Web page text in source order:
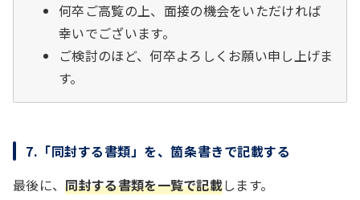
何卒ご高覧の上、面接の機会をいただければ
幸いでございます。
ご検討のほど、何卒よろしくお願い申し上げま
す。
7.「同封する書類」を、箇条書きで記載する
最後に、同封する書類を一覧で記載します。